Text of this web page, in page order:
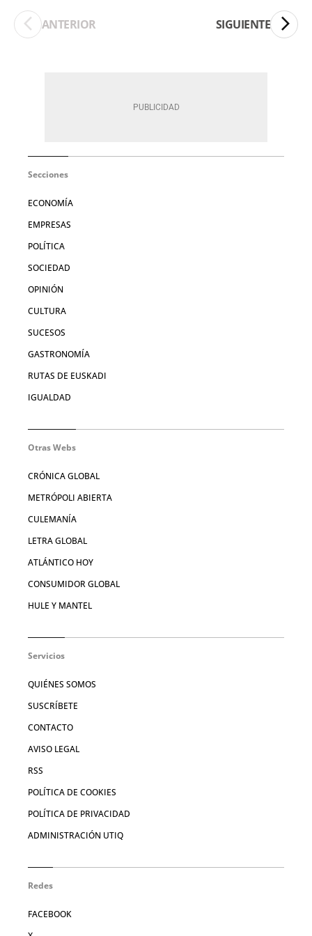
ANTERIOR SIGUIENTE
Secciones
ECONOMÍA
EMPRESAS
POLÍTICA
SOCIEDAD
OPINIÓN
CULTURA
SUCESOS
GASTRONOMÍA
RUTAS DE EUSKADI
IGUALDAD
Otras Webs
CRÓNICA GLOBAL
METRÓPOLI ABIERTA
CULEMANÍA
LETRA GLOBAL
ATLÁNTICO HOY
CONSUMIDOR GLOBAL
HULE Y MANTEL
Servicios
QUIÉNES SOMOS
SUSCRÍBETE
CONTACTO
AVISO LEGAL
RSS
POLÍTICA DE COOKIES
POLÍTICA DE PRIVACIDAD
ADMINISTRACIÓN UTIQ
Redes
FACEBOOK